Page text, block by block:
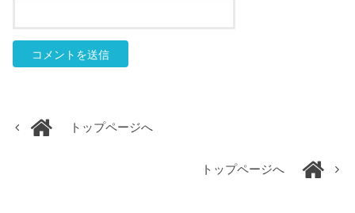
トップページへ
トップページへ